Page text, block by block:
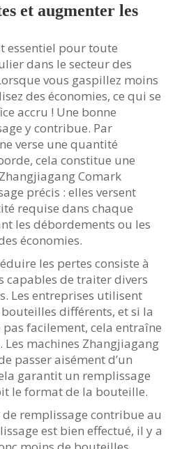
et augmenter les
essentiel pour toute
dans le secteur des
vous gaspillez moins
des économies, ce qui se
accru ! Une bonne
y contribue. Par
verse une quantité
cela constitue une
Comark
précis : elles versent
requise dans chaque
les débordements ou les
économies.
les pertes consiste à
capables de traiter divers
Les entreprises utilisent
différents, et si la
pas facilement, cela entraîne
Les machines Zhangjiagang
passer aisément d’un
garantit un remplissage
le format de la bouteille.
remplissage contribue au
est bien effectué, il y a